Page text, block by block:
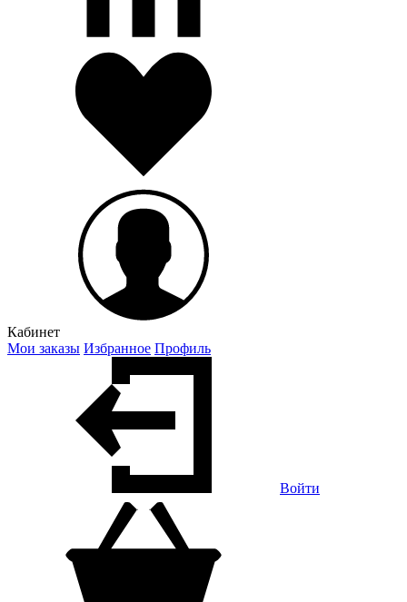
Кабинет
Мои заказы Избранное Профиль
Войти